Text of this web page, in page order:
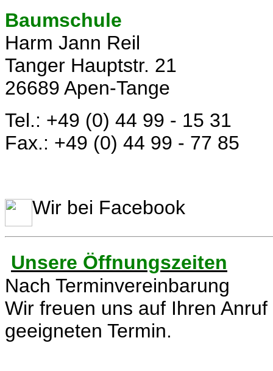
Baumschule
Harm Jann Reil
Tanger Hauptstr. 21
26689 Apen-Tange
Tel.: +49 (0) 44 99 - 15 31
Fax.: +49 (0) 44 99 - 77 85
Wir bei Facebook
Unsere Öffnungszeiten
Nach Terminvereinbarung
Wir freuen uns auf Ihren
geeigneten Termin.